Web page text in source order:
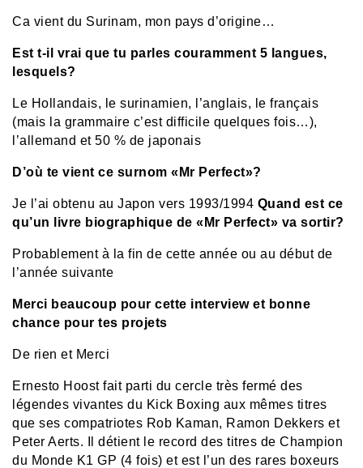
Ca vient du Surinam, mon pays d’origine…
Est t-il vrai que tu parles couramment 5 langues,
lesquels?
Le Hollandais, le surinamien, l’anglais, le français
(mais la grammaire c’est difficile quelques fois…),
l’allemand et 50 % de japonais
D’où te vient ce surnom «Mr Perfect»?
Je l’ai obtenu au Japon vers 1993/1994 Quand est ce
qu’un livre biographique de «Mr Perfect» va sortir?
Probablement à la fin de cette année ou au début de
l’année suivante
Merci beaucoup pour cette interview et bonne
chance pour tes projets
De rien et Merci
Ernesto Hoost fait parti du cercle très fermé des
légendes vivantes du Kick Boxing aux mêmes titres
que ses compatriotes Rob Kaman, Ramon Dekkers et
Peter Aerts. Il détient le record des titres de Champion
du Monde K1 GP (4 fois) et est l’un des rares boxeurs